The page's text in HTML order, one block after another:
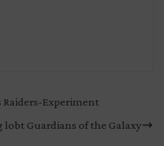
Raiders-Experiment
lobt Guardians of the Galaxy